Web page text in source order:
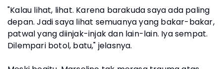
"Kalau lihat, lihat. Karena barakuda saya ada paling
depan. Jadi saya lihat semuanya yang bakar-bakar,
patwal yang diinjak-injak dan lain-lain. Iya sempat.
Dilempari botol, batu," jelasnya.